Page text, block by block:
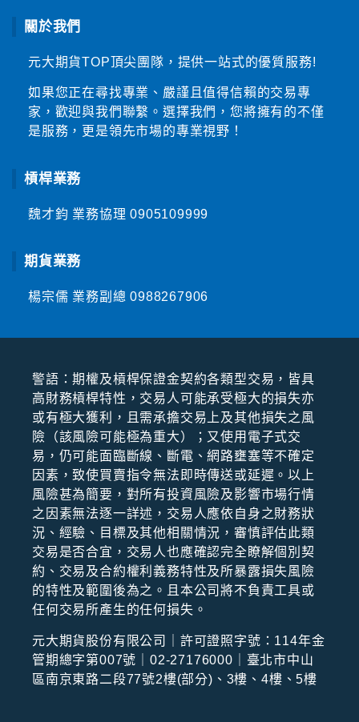
關於我們
元大期貨TOP頂尖團隊，提供一站式的優質服務!
如果您正在尋找專業、嚴謹且值得信賴的交易專
家，歡迎與我們聯繫。選擇我們，您將擁有的不僅
是服務，更是領先市場的專業視野！
槓桿業務
魏才鈞 業務協理0905109999
期貨業務
楊宗儒 業務副總0988267906
警語：期權及槓桿保證⾦契約各類型交易，皆具
⾼財務槓桿特性，交易⼈可能承受極⼤的損失亦
或有極⼤獲利，且需承擔交易上及其他損失之風
險（該風險可能極為重⼤）；⼜使⽤電⼦式交
易，仍可能⾯臨斷線、斷電、網路壅塞等不確定
因素，致使買賣指令無法即時傳送或延遲。以上
風險甚為簡要，對所有投資風險及影響市場⾏情
之因素無法逐⼀詳述，交易⼈應依⾃⾝之財務狀
況、經驗、⽬標及其他相關情況，審慎評估此類
交易是否合宜，交易⼈也應確認完全瞭解個別契
約、交易及合約權利義務特性及所暴露損失風險
的特性及範圍後為之。且本公司將不負責⼯具或
任何交易所產⽣的任何損失。
元大期貨股份有限公司｜許可證照字號：114年金
管期總字第007號｜02-27176000｜臺北市中山
區南京東路二段77號2樓(部分)、3樓、4樓、5樓